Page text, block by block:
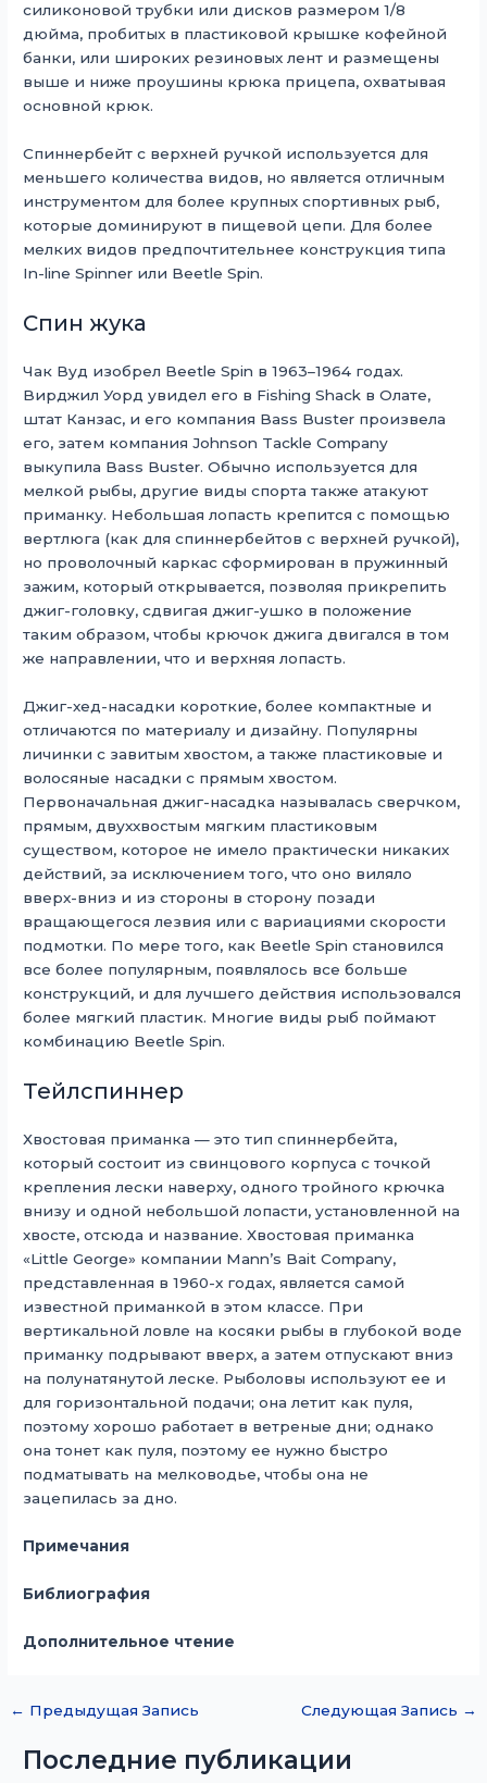
силиконовой трубки или дисков размером 1/8
дюйма, пробитых в пластиковой крышке кофейной
банки, или широких резиновых лент и размещены
выше и ниже проушины крюка прицепа, охватывая
основной крюк.
Спиннербейт с верхней ручкой используется для
меньшего количества видов, но является отличным
инструментом для более крупных спортивных рыб,
которые доминируют в пищевой цепи. Для более
мелких видов предпочтительнее конструкция типа
In-line Spinner или Beetle Spin.
Спин жука
Чак Вуд изобрел Beetle Spin в 1963–1964 годах.
Вирджил Уорд увидел его в Fishing Shack в Олате,
штат Канзас, и его компания Bass Buster произвела
его, затем компания Johnson Tackle Company
выкупила Bass Buster. Обычно используется для
мелкой рыбы, другие виды спорта также атакуют
приманку. Небольшая лопасть крепится с помощью
вертлюга (как для спиннербейтов с верхней ручкой),
но проволочный каркас сформирован в пружинный
зажим, который открывается, позволяя прикрепить
джиг-головку, сдвигая джиг-ушко в положение
таким образом, чтобы крючок джига двигался в том
же направлении, что и верхняя лопасть.
Джиг-хед-насадки короткие, более компактные и
отличаются по материалу и дизайну. Популярны
личинки с завитым хвостом, а также пластиковые и
волосяные насадки с прямым хвостом.
Первоначальная джиг-насадка называлась сверчком,
прямым, двуххвостым мягким пластиковым
существом, которое не имело практически никаких
действий, за исключением того, что оно виляло
вверх-вниз и из стороны в сторону позади
вращающегося лезвия или с вариациями скорости
подмотки. По мере того, как Beetle Spin становился
все более популярным, появлялось все больше
конструкций, и для лучшего действия использовался
более мягкий пластик. Многие виды рыб поймают
комбинацию Beetle Spin.
Тейлспиннер
Хвостовая приманка — это тип спиннербейта,
который состоит из свинцового корпуса с точкой
крепления лески наверху, одного тройного крючка
внизу и одной небольшой лопасти, установленной на
хвосте, отсюда и название. Хвостовая приманка
«Little George» компании Mann’s Bait Company,
представленная в 1960-х годах, является самой
известной приманкой в ​​этом классе. При
вертикальной ловле на косяки рыбы в глубокой воде
приманку подрывают вверх, а затем отпускают вниз
на полунатянутой леске. Рыболовы используют ее и
для горизонтальной подачи; она летит как пуля,
поэтому хорошо работает в ветреные дни; однако
она тонет как пуля, поэтому ее нужно быстро
подматывать на мелководье, чтобы она не
зацепилась за дно.
Примечания
Библиография
Дополнительное чтение
← Предыдущая Запись Следующая Запись →
Последние публикации